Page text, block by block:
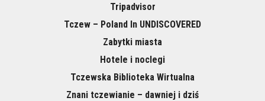
Tripadvisor
Tczew – Poland In UNDISCOVERED
Zabytki miasta
Hotele i noclegi
Tczewska Biblioteka Wirtualna
Znani tczewianie – dawniej i dziś